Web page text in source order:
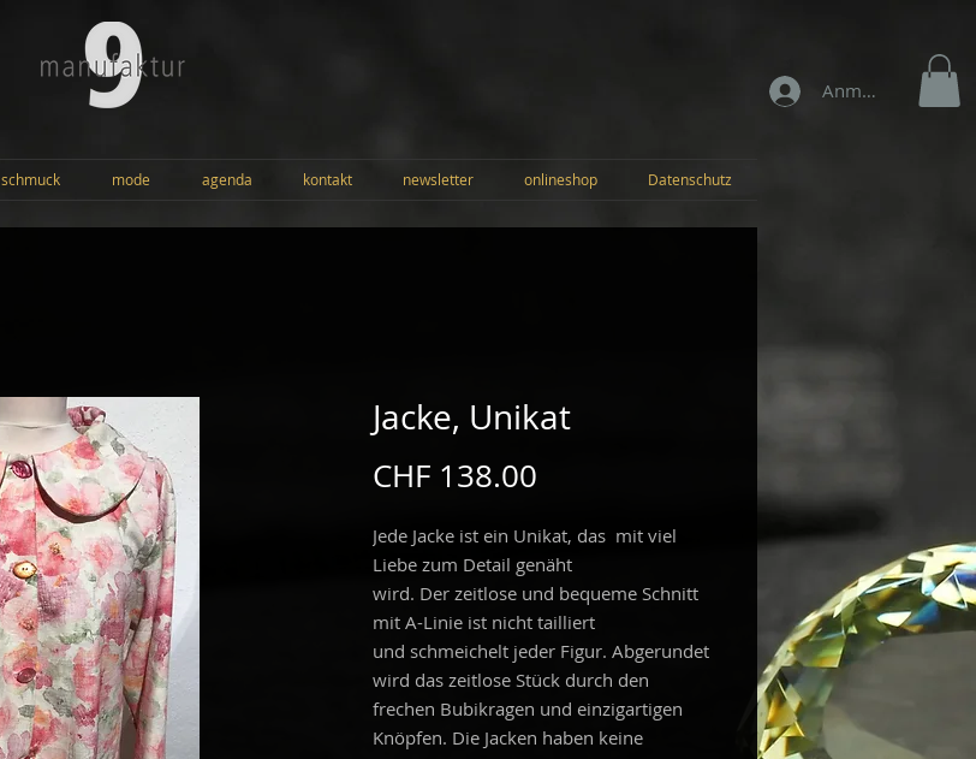
Anmelden
schmuck mode agenda kontakt newsletter onlineshop Datenschutz
Jacke, Unikat
CHF 138.00
Jede Jacke ist ein Unikat, das mit viel
Liebe zum Detail genäht
wird. Der zeitlose und bequeme Schnitt
mit A-Linie ist nicht tailliert
und schmeichelt jeder Figur. Abgerundet
wird das zeitlose Stück durch den
frechen Bubikragen und einzigartigen
Knöpfen. Die Jacken haben keine